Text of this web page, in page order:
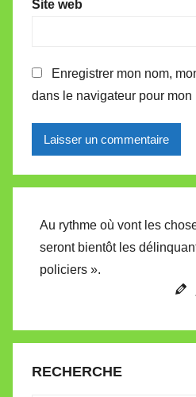
Site web
Enregistrer mon nom,
dans le navigateur pour
Au rythme où vont les
seront bientôt les
policiers ».
RECHERCHE